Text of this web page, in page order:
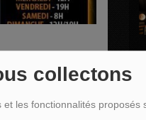
collectons
les fonctionnalités proposés